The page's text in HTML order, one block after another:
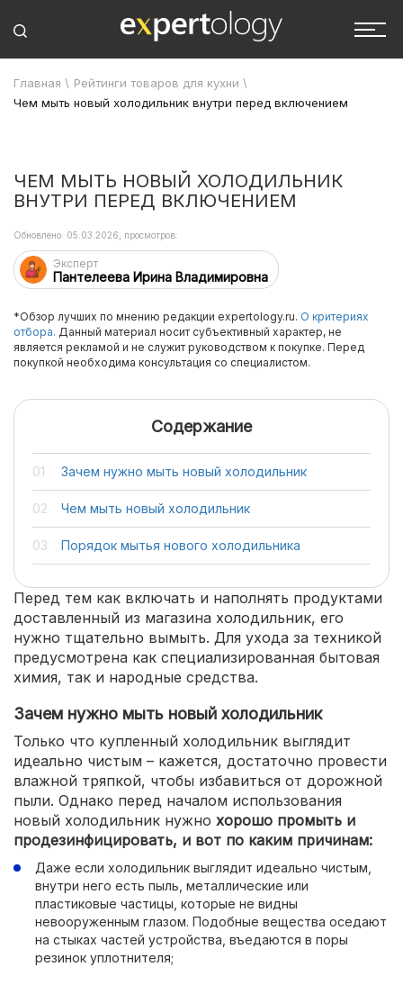
Главная \ Рейтинги товаров для кухни \
Чем мыть новый холодильник внутри перед включением
ЧЕМ МЫТЬ НОВЫЙ ХОЛОДИЛЬНИК
ВНУТРИ ПЕРЕД ВКЛЮЧЕНИЕМ
Эксперт
Пантелеева Ирина Владимировна
Обновлено: 05.03.2026, просмотров:
*Обзор лучших по мнению редакции expertology.ru. О критериях
отбора. Данный материал носит субъективный характер, не
является рекламой и не служит руководством к покупке. Перед
покупкой необходима консультация со специалистом.
Содержание
Зачем нужно мыть новый холодильник
Чем мыть новый холодильник
Порядок мытья нового холодильника
Перед тем как включать и наполнять продуктами
доставленный из магазина холодильник, его
нужно тщательно вымыть. Для ухода за техникой
предусмотрена как специализированная бытовая
химия, так и народные средства.
Зачем нужно мыть новый холодильник
Только что купленный холодильник выглядит
идеально чистым – кажется, достаточно провести
влажной тряпкой, чтобы избавиться от дорожной
пыли. Однако перед началом использования
новый холодильник нужно хорошо промыть и
продезинфицировать, и вот по каким причинам:
Даже если холодильник выглядит идеально чистым,
внутри него есть пыль, металлические или
пластиковые частицы, которые не видны
невооруженным глазом. Подобные вещества оседают
на стыках частей устройства, въедаются в поры
резинок уплотнителя;